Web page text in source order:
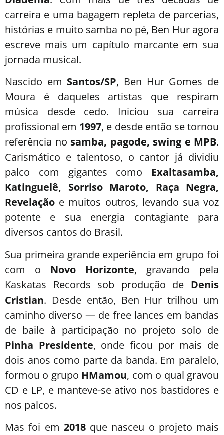
carreira e uma bagagem repleta de parcerias,
histórias e muito samba no pé, Ben Hur agora
escreve mais um capítulo marcante em sua
jornada musical.
Nascido em Santos/SP, Ben Hur Gomes de
Moura é daqueles artistas que respiram
música desde cedo. Iniciou sua carreira
profissional em 1997, e desde então se tornou
referência no samba, pagode, swing e MPB.
Carismático e talentoso, o cantor já dividiu
palco com gigantes como Exaltasamba,
Katinguelê, Sorriso Maroto, Raça Negra,
Revelação e muitos outros, levando sua voz
potente e sua energia contagiante para
diversos cantos do Brasil.
Sua primeira grande experiência em grupo foi
com o Novo Horizonte, gravando pela
Kaskatas Records sob produção de Denis
Cristian. Desde então, Ben Hur trilhou um
caminho diverso — de free lances em bandas
de baile à participação no projeto solo de
Pinha Presidente, onde ficou por mais de
dois anos como parte da banda. Em paralelo,
formou o grupo HMamou, com o qual gravou
CD e LP, e manteve-se ativo nos bastidores e
nos palcos.
Mas foi em 2018que nasceu o projeto mais